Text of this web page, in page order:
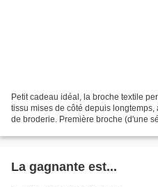
Petit cadeau idéal, la broche textile
tissu mises de côté depuis
de broderie. Première broche (d'une
La gagnante est...